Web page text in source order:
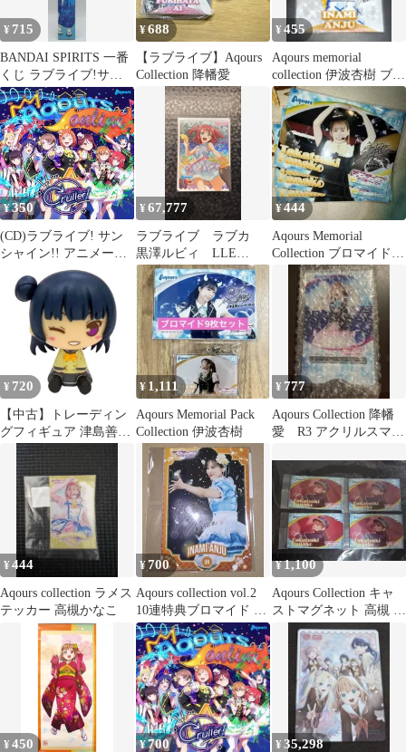
¥ 715
BANDAI SPIRITS 一番
くじ ラブライブ!サン
シャイン!! Aqours 晴れ
着 Collection E賞渡辺曜
和風掛式アートポスタ
ー
¥688
【ラブライブ】Aqours
Collection 降幡愛
¥455
Aqours memorial
collection 伊波杏樹 ブロ
マイド
¥350
(CD)ラブライブ! サン
シャイン!! アニメーシ
ョンPV付きシングル
「KU-RU-KU-RU
Cruller!」【BD
¥67,777
ラブライブ ラブカ
黒澤ルビィ LLE
Aqours
¥444
Aqours Memorial
Collection ブロマイド
高槻かなこ
¥ 720
【中古】トレーディン
グフィギュア 津島善子
ちょこのっこ フィギュ
ア 「一番くじ ラブライ
ブ!サンシャイン!!～
Aqours 晴れ着
Collection～」 M賞
¥ 1,111
Aqours Memorial Pack
Collection 伊波杏樹
¥ 777
Aqours Collection 降幡
愛 R3 アクリルスマホ
¥444
Aqours collection ラメス
テッカー 高槻かなこ
¥700
Aqours collection vol.2
10連特典ブロマイド 9
枚セット
¥1,100
Aqours Collection キャ
ストマグネット 高槻 か
なこ 4点セット
¥450 ¥700 ¥35,298